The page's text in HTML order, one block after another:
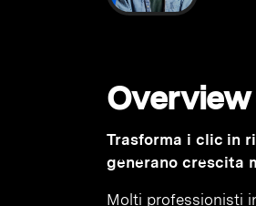
Trasforma i clic in
generano crescita
Molti professionisti